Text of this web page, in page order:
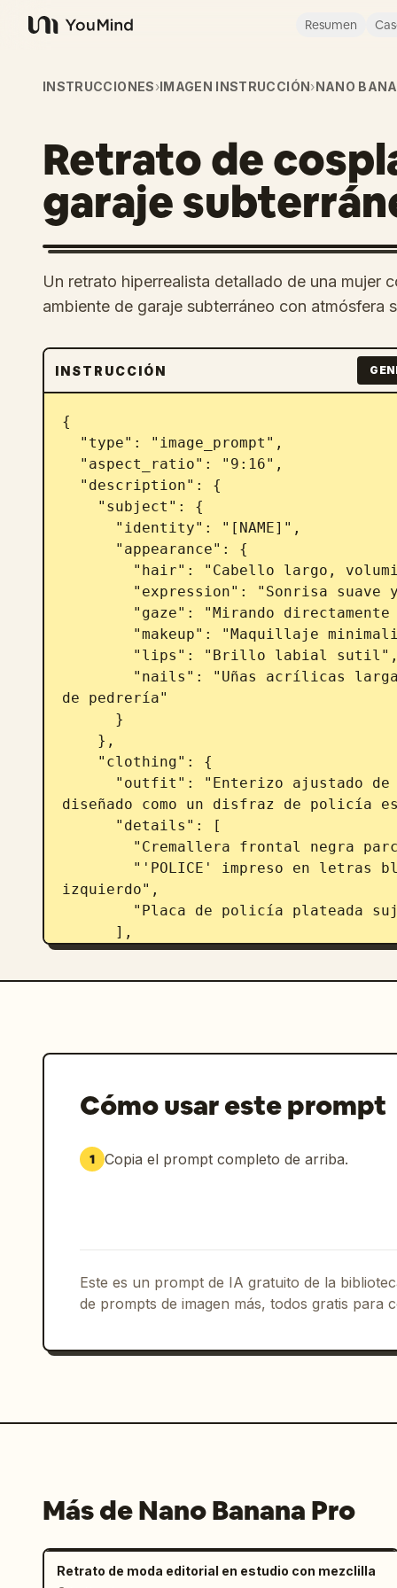
YouMind
Resumen
INSTRUCCIONES›IMAGEN INSTRUCCIÓN›NANO
Retrato de
garaje
Un retrato hiperrealista detallado de una mujer
ambiente de garaje subterráneo con atmósfera
INSTRUCCIÓN
{
de pedrería"
diseñado como un disfraz de policía
izquierdo",
      "accessories": [
superior izquierdo"
    },
      "stance": "De pie, erguida con una postura relajada pero segura",
      "body_position": "Frente a la cámara con una ligera inclinación del
de los muslos",
    },
    "setting": {
      "background": [
      ]
cintura"
    "lighting": {
      "style": "Iluminación sombría de clave baja",
Cómo usar este prompt
1 Copia el prompt completo de arriba.
Este es un prompt de IA gratuito de la
de prompts de imagen más, todos gratis para
Más de Nano Banana Pro
Retrato de moda editorial en estudio con mezclilla